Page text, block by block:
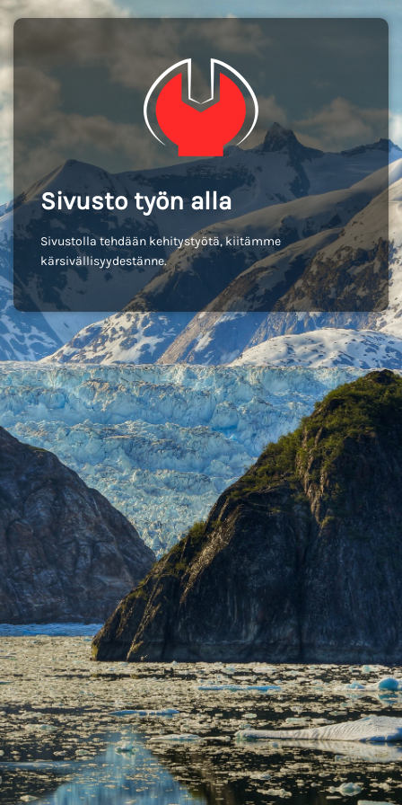
Sivusto työn alla
Sivustolla tehdään kehitystyötä, kiitämme
kärsivällisyydestänne.